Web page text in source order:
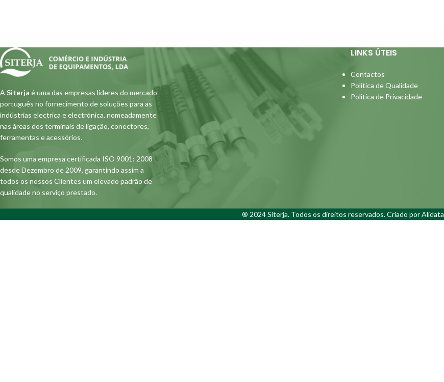
A Siterja é uma das empresas lideres do mercado
português no fornecimento de soluções para as
indústrias electrica e electrónica, nomeadamente
nas áreas dos terminais de ligação, conectores,
ferramentas e acessórios.
Somos uma empresa certificada ISO 9001: 2008
desde Dezembro de 2009, garantindo assim a
todos os nossos Clientes um elevado padrão de
qualidade no serviço prestado.
LINKS ÚTEIS
Contactos
Política de Qualidade
Politica de Privacidade
® 2024 Siterja. Todos os direitos reservados. Criado porAlidata